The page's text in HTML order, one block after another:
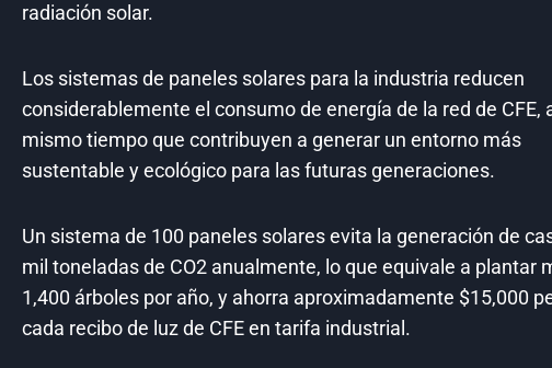
radiación solar.
Los sistemas de paneles solares para la industria reducen
considerablemente el consumo de energía de la red de CFE,
mismo tiempo que contribuyen a generar un entorno más
sustentable y ecológico para las futuras generaciones.
Un sistema de 100 paneles solares evita la generación de
mil toneladas de CO2 anualmente, lo que equivale a plantar
1,400 árboles por año, y ahorra aproximadamente $15,000
cada recibo de luz de CFE en tarifa industrial.